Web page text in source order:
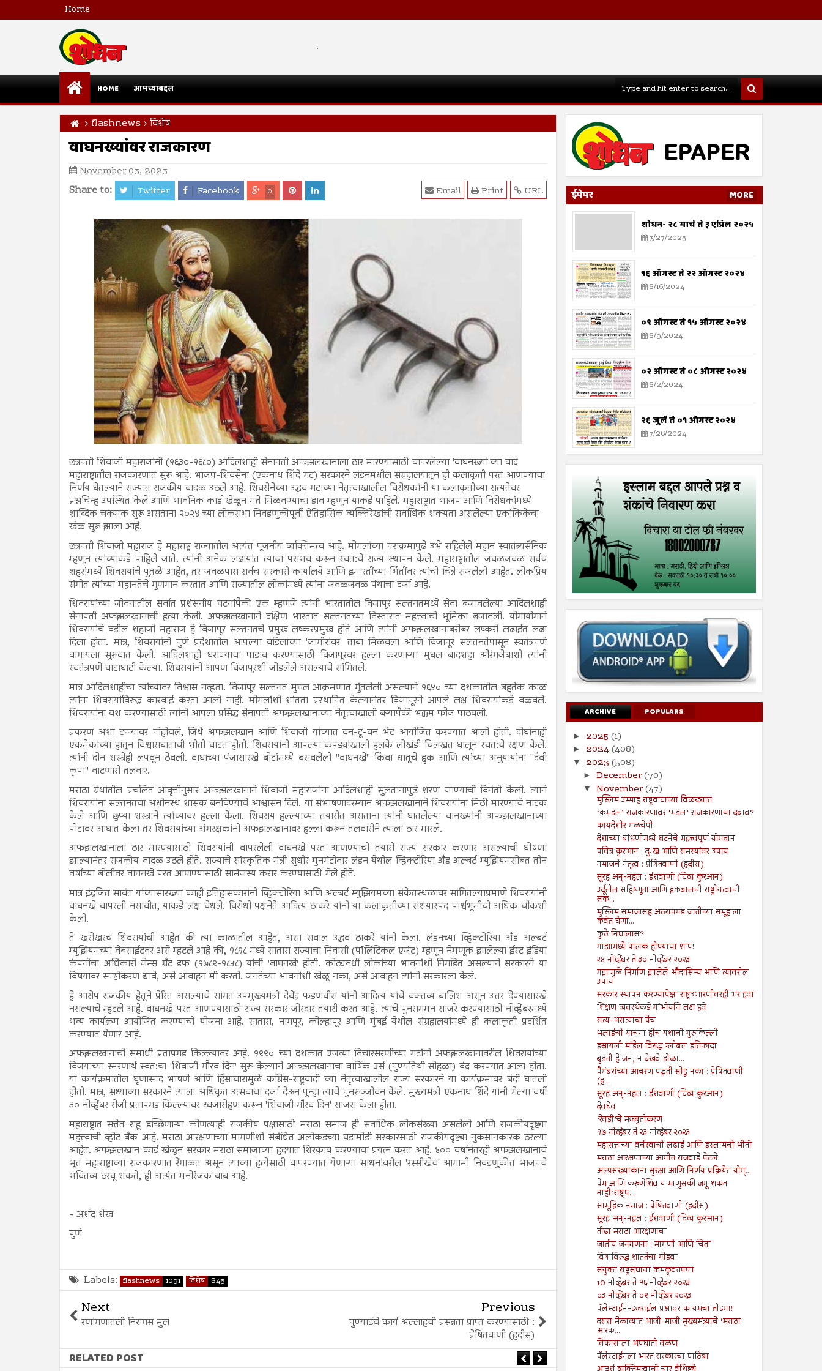
Home
.
HOME आमच्याबद्दल
flashnews विशेष
वाघनख्यांवर राजकारण
November 03, 2023
Share to: Twitter Facebook 0 URL
Print
Email
छत्रपती शिवाजी महाराजांनी (१६३०-१६८०) आदिलशाही सेनापती अफझलखानाला ठार मारण्यासाठी वापरलेल्या 'वाघनख्यां'च्या वाद
महाराष्ट्रातील राजकारणात सुरू आहे. भाजप-शिवसेना (एकनाथ शिंदे गट) सरकारने लंडनमधील संग्रहालयातून ही कलाकृती परत आणण्याचा
निर्णय घेतल्याने राज्यात राजकीय वादळ उठले आहे. शिवसेनेच्या उद्धव गटाच्या नेतृत्वाखालील विरोधकांनी या कलाकृतीच्या सत्यतेवर
प्रश्नचिन्ह उपस्थित केले आणि भावनिक कार्ड खेळून मते मिळवण्याचा डाव म्हणून याकडे पाहिले. महाराष्ट्रात भाजप आणि विरोधकांमध्ये
शाब्दिक चकमक सुरू असताना २०२४ च्या लोकसभा निवडणुकीपूर्वी ऐतिहासिक व्यक्तिरेखांची सर्वाधिक शक्यता असलेल्या एकांकिकेचा
खेळ सुरू झाला आहे.
छत्रपती शिवाजी महाराज हे महाराष्ट्र राज्यातील अत्यंत पूजनीय व्यक्तिमत्व आहे. मोगलांच्या पराक्रमापुढे उभे राहिलेले महान स्वातंत्र्यसैनिक
म्हणून त्यांच्याकडे पाहिले जाते. त्यांनी अनेक लढायांत त्यांचा पराभव करून स्वत:चे राज्य स्थापन केले. महाराष्ट्रातील जवळजवळ सर्वच
शहरांमध्ये शिवरायांचे पुतळे आहेत, तर जवळपास सर्वच सरकारी कार्यालये आणि इमारतींच्या भिंतींवर त्यांची चित्रे सजलेली आहेत. लोकप्रिय
संगीत त्यांच्या महानतेचे गुणगान करतात आणि राज्यातील लोकांमध्ये त्यांना जवळजवळ पंथाचा दर्जा आहे.
शिवरायांच्या जीवनातील सर्वात प्रशंसनीय घटनांपैकी एक म्हणजे त्यांनी भारतातील विजापूर सल्तनतमध्ये सेवा बजावलेल्या आदिलशाही
सेनापती अफझलखानाची हत्या केली. अफझलखानाने दक्षिण भारतात सल्तनतच्या विस्तारात महत्त्वाची भूमिका बजावली. योगायोगाने
शिवरायांचे वडील शहाजी महाराज हे विजापूर सल्तनतचे प्रमुख लष्करप्रमुख होते आणि त्यांनी अफझलखानाबरोबर लष्करी लढाईत लढा
दिला होता. मात्र, शिवरायांनी पुणे प्रदेशातील आपल्या वडिलांच्या 'जागीरांवर' ताबा मिळवला आणि विजापूर सलतनतेपासून स्वतंत्रपणे
वागायला सुरुवात केली. आदिलशाही घराण्याचा पाडाव करण्यासाठी विजापूरवर हल्ला करणाऱ्या मुघल बादशहा औरंगजेबाशी त्यांनी
स्वतंत्रपणे वाटाघाटी केल्या. शिवरायांनी आपण विजापूरशी जोडलेले असल्याचे सांगितले.
मात्र आदिलशाहीचा त्यांच्यावर विश्वास नव्हता. विजापूर सल्तनत मुघल आक्रमणात गुंतलेली असल्याने १६५० च्या दशकातील बहुतेक काळ
त्यांना शिवरायांविरुद्ध कारवाई करता आली नाही. मोगलांशी शांतता प्रस्थापित केल्यानंतर विजापूरने आपले लक्ष शिवरायांकडे वळवले.
शिवरायांना वश करण्यासाठी त्यांनी आपला प्रसिद्ध सेनापती अफझलखानाच्या नेतृत्वाखाली बऱ्यापैकी भक्कम फौज पाठवली.
प्रकरण अशा टप्प्यावर पोहोचले, जिथे अफझलखान आणि शिवाजी यांच्यात वन-टू-वन भेट आयोजित करण्यात आली होती. दोघांनाही
एकमेकांच्या हातून विश्वासघाताची भीती वाटत होती. शिवरायांनी आपल्या कपड्यांखाली हलके लोखंडी चिलखत घालून स्वत:चे रक्षण केले.
त्यांनी दोन शस्त्रेही लपवून ठेवली. वाघाच्या पंजासारखे बोटांमध्ये बसवलेली "वाघनखे" किंवा धातूचे हुक आणि त्यांच्या अनुयायांना "दैवी
कृपा" वाटणारी तलवार.
मराठा ग्रंथांतील प्रचलित आवृत्तीनुसार अफझलखानाने शिवाजी महाराजांना आदिलशाही सुलतानापुढे शरण जाण्याची विनंती केली. त्याने
शिवरायांना सल्तनतचा अधीनस्थ शासक बनविण्याचे आश्वासन दिले. या संभाषणादरम्यान अफझलखानाने शिवरायांना मिठी मारण्याचे नाटक
केले आणि छुप्या शस्त्राने त्यांच्यावर हल्ला केला. शिवराय हल्ल्याच्या तयारीत असताना त्यांनी घातलेल्या वानख्यांनी अफझलखानाच्या
पोटावर आघात केला तर शिवरायांच्या अंगरक्षकांनी अफझलखानावर हल्ला करून तलवारीने त्याला ठार मारले.
अफझलखानाला ठार मारण्यासाठी शिवरायांनी वापरलेली वाघनखे परत आणण्याची तयारी राज्य सरकार करणार असल्याची घोषणा
झाल्यानंतर राजकीय वादळ उठले होते. राज्याचे सांस्कृतिक मंत्री सुधीर मुनगंटीवार लंडन येथील व्हिक्टोरिया अँड अल्बर्ट म्युझियमसोबत तीन
वर्षांच्या बोलीवर वाघनखे परत आणण्यासाठी सामंजस्य करार करण्यासाठी गेले होते.
मात्र इंद्रजित सावंत यांच्यासारख्या काही इतिहासकारांनी व्हिक्टोरिया आणि अल्बर्ट म्युझियमच्या संकेतस्थळावर सांगितल्याप्रमाणे शिवरायांनी
वाघनखे वापरली नसावीत, याकडे लक्ष वेधले. विरोधी पक्षनेते आदित्य ठाकरे यांनी या कलाकृतीच्या संशयास्पद पार्श्वभूमीची अधिक चौकशी
केली.
ते खरोखरच शिवरायांची आहेत की त्या काळातील आहेत, असा सवाल उद्धव ठाकरे यांनी केला. लंडनच्या व्हिक्टोरिया अँड अल्बर्ट
म्युझियमच्या वेबसाईटवर असे म्हटले आहे की, १८१८ मध्ये सातारा राज्याचा निवासी (पॉलिटिकल एजंट) म्हणून नेमणूक झालेल्या ईस्ट इंडिया
कंपनीचा अधिकारी जेम्स ग्रँट डफ (१७८९-१८५८) यांची 'वाघनखे' होती. कोट्यवधी लोकांच्या भावनांशी निगडित असल्याने सरकारने या
विषयावर स्पष्टीकरण द्यावे, असे आवाहन मी करतो. जनतेच्या भावनांशी खेळू नका, असे आवाहन त्यांनी सरकारला केले.
हे आरोप राजकीय हेतूने प्रेरित असल्याचे सांगत उपमुख्यमंत्री देवेंद्र फडणवीस यांनी आदित्य यांचे वक्तव्य बालिश असून उत्तर देण्यासारखे
नसल्याचे म्हटले आहे. वाघनखे परत आणण्यासाठी राज्य सरकार जोरदार तयारी करत आहे. त्याचे पुनरागमन साजरे करण्यासाठी नोव्हेंबरमध्ये
भव्य कार्यक्रम आयोजित करण्याची योजना आहे. सातारा, नागपूर, कोल्हापूर आणि मुंबई येथील संग्रहालयांमध्ये ही कलाकृती प्रदर्शित
करण्यात येणार आहे.
अफझलखानाची समाधी प्रतापगड किल्ल्यावर आहे. १९९० च्या दशकात उजव्या विचारसरणीच्या गटांनी अफझलखानावरील शिवरायांच्या
विजयाच्या स्मरणार्थ स्वत:चा 'शिवाजी गौरव दिन' सुरू केल्याने अफझलखानाचा वार्षिक उर्स (पुण्यतिथी सोहळा) बंद करण्यात आला होता.
या कार्यक्रमातील घृणास्पद भाषणे आणि हिंसाचारामुळे काँग्रेस-राष्ट्रवादी च्या नेतृत्वाखालील राज्य सरकारने या कार्यक्रमावर बंदी घातली
होती. मात्र, सध्याच्या सरकारने त्याला अधिकृत उत्सवाचा दर्जा देऊन पुन्हा त्याचे पुनरुज्जीवन केले. मुख्यमंत्री एकनाथ शिंदे यांनी गेल्या वर्षी
३० नोव्हेंबर रोजी प्रतापगड किल्ल्यावर ध्वजारोहण करून 'शिवाजी गौरव दिन' साजरा केला होता.
महाराष्ट्रात सत्तेत राहू इच्छिणाऱ्या कोणत्याही राजकीय पक्षासाठी मराठा समाज ही सर्वाधिक लोकसंख्या असलेली आणि राजकीयदृष्ट्या
महत्त्वाची व्होट बँक आहे. मराठा आरक्षणाच्या मागणीशी संबंधित अलीकडच्या घडामोडी सरकारसाठी राजकीयदृष्ट्या नुकसानकारक ठरल्या
आहेत. अफझलखान कार्ड खेळून सरकार मराठा समाजाच्या हृदयात शिरकाव करण्याचा प्रयत्न करत आहे. ४०० वर्षांनंतरही अफझलखानाचे
भूत महाराष्ट्राच्या राजकारणात रेंगाळत असून त्याच्या हत्येसाठी वापरण्यात येणाऱ्या साधनांवरील 'रस्सीखेच' आगामी निवडणुकीत भाजपचे
भवितव्य ठरवू शकते, ही अत्यंत मनोरंजक बाब आहे.
- अर्शद शेख
पुणे
Labels: flashnews 1091 विशेष 845
Next
रणांगणातली निरागस मुलं
Previous
पुण्याईचे कार्य अल्लाहची प्रसन्नता प्राप्त करण्यासाठी :
प्रेषितवाणी (हदीस)
RELATED POST
ईपेपर MORE
शोधन- २८ मार्च ते ३ एप्रिल २०२५
3/27/2025
१६ ऑगस्ट ते २२ ऑगस्ट २०२४
8/16/2024
०९ ऑगस्ट ते १५ ऑगस्ट २०२४
8/9/2024
०२ ऑगस्ट ते ०८ ऑगस्ट २०२४
8/2/2024
२६ जुलै ते ०१ ऑगस्ट २०२४
7/26/2024
ARCHIVE POPULARS
► 2025 (1)
► 2024(408)
▼ 2023 (508)
► December(70)
▼ November(47)
मुस्लिम उम्माह राष्ट्रवादाच्या विळख्यात
‘कमंडल’ राजकारणावर ‘मंडल’ राजकारणाचा दबाव?
कायदेशीर गळचेपी
देशाच्या बांधणीमध्ये घटनेचे महत्त्वपूर्ण योगदान
पवित्र कुरआन : दुःख आणि समस्यांवर उपाय
नमाजचे नेतृत्व : प्रेषितवाणी (हदीस)
सूरह अन्-नहल : ईशवाणी (दिव्य कुरआन)
उर्दूतील सहिष्णूता आणि इकबालची राष्ट्रीयत्वाची
संक...
मुस्लिम समाजासह अठरापगड जातीच्या समूहाला
कवेत घेणा...
कुठे निघालास?
गाझामध्ये पालक होण्याचा शाप!
२४ नोव्हेंबर ते ३० नोव्हेंबर २०२३
गझामुळे निर्माण झालेले औदासिन्य आणि त्यावरील
उपाय
सरकार स्थापन करण्यापेक्षा राष्ट्रउभारणीवरही भर हवा
शिक्षण व्यवस्थेकडे गांभीर्याने लक्ष हवे
सत्य-असत्याचा पेच
भलाईची याचना हीच यशाची गुरुकिल्ली
इस्रायली मॉडेल विरुद्ध ग्लोबल इंतिफादा
बुडती हे जन, न देखवे डोळा...
पैगंबरांच्या आचरण पद्धती सोडू नका : प्रेषितवाणी
(ह...
सूरह अन्-नहल : ईशवाणी (दिव्य कुरआन)
देवघेव
‘रेवडी’चे मजबुतीकरण
१७ नोव्हेंबर ते २३ नोव्हेंबर २०२३
महासत्तांच्या वर्चस्वाची लढाई आणि इस्लामची भीती
मराठा आरक्षणाच्या आगीत राजवाडे पेटले!
अल्पसंख्याकांना सुरक्षा आणि निर्णय प्रक्रियेत योग्...
प्रेम आणि करुणेशिवाय माणुसकी जगू शकत
नाहीःराष्ट्रप...
सामूहिक नमाज : प्रेषितवाणी (हदीस)
सूरह अन्-नहल : ईशवाणी (दिव्य कुरआन)
तीढा मराठा आरक्षणाचा
जातीय जनगणना : मागणी आणि चिंता
विषाविरुद्ध शांततेचा गोडवा
संयुक्त राष्ट्रसंघाचा कमकुवतपणा
10 नोव्हेंबर ते १६ नोव्हेंबर २०२३
०३ नोव्हेंबर ते ०९ नोव्हेंबर २०२३
पॅलेस्टाईन-इजराईल प्रश्नावर कायमचा तोडगा!
दसरा मेळाव्यात आजी-माजी मुख्यमंत्र्याचे ‘मराठा
आरक...
विकासाला अपघाती वळण
पॅलेस्टाईनला भारत सरकारचा पाठिंबा